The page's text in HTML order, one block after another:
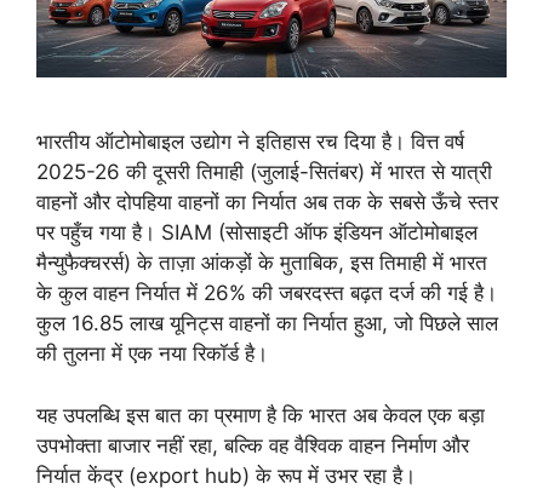
भारतीय ऑटोमोबाइल उद्योग ने इतिहास रच दिया है। वित्त वर्ष
2025-26 की दूसरी तिमाही (जुलाई-सितंबर) में भारत से यात्री
वाहनों और दोपहिया वाहनों का निर्यात अब तक के सबसे ऊँचे स्तर
पर पहुँच गया है। SIAM (सोसाइटी ऑफ इंडियन ऑटोमोबाइल
मैन्युफैक्चरर्स) के ताज़ा आंकड़ों के मुताबिक, इस तिमाही में भारत
के कुल वाहन निर्यात में 26% की जबरदस्त बढ़त दर्ज की गई है।
कुल 16.85 लाख यूनिट्स वाहनों का निर्यात हुआ, जो पिछले साल
की तुलना में एक नया रिकॉर्ड है।
यह उपलब्धि इस बात का प्रमाण है कि भारत अब केवल एक बड़ा
उपभोक्ता बाजार नहीं रहा, बल्कि वह वैश्विक वाहन निर्माण और
निर्यात केंद्र (export hub) के रूप में उभर रहा है।